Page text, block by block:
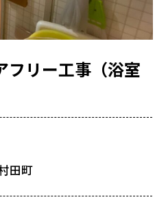
フリー工事（浴室
田町